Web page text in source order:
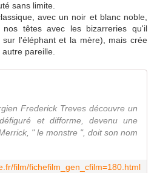
sans limite.
avec un noir et blanc noble,
nos têtes avec les bizarreries qu'il
sur l'éléphant et la mère), mais crée
pareille.
Frederick Treves découvre un
et difforme, devenu une
" le monstre ", doit son nom
film/fichefilm_gen_cfilm=180.html